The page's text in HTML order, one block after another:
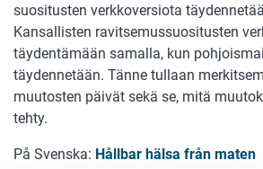
suositusten verkkoversiota
Kansallisten ravitsemussuositusten
täydentämään samalla, kun
täydennetään. Tänne tullaan
muutosten päivät sekä se, mitä
tehty.
På Svenska: Hållbar hälsa från maten